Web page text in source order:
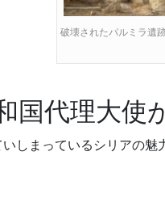
破壊されたパルミラ遺
国代理大使
いしまっているシリアの